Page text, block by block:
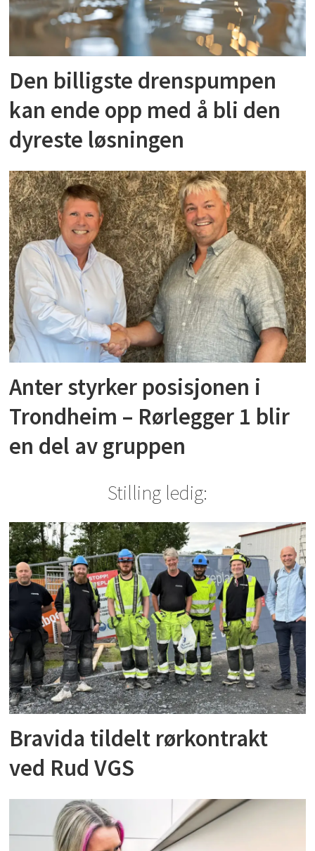
Den billigste drenspumpen
kan ende opp med å bli den
dyreste løsningen
Anter styrker posisjonen i
Trondheim – Rørlegger 1 blir
en del av gruppen
Stilling ledig:
Bravida tildelt rørkontrakt
ved Rud VGS